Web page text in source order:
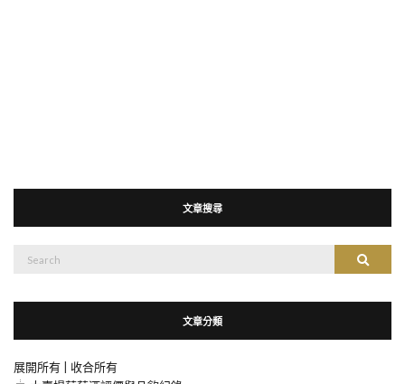
文章搜尋
搜尋
文章分類
展開所有
收合所有